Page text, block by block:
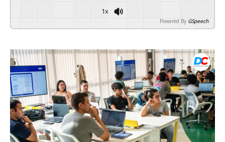
1x
Powered By GSpeech